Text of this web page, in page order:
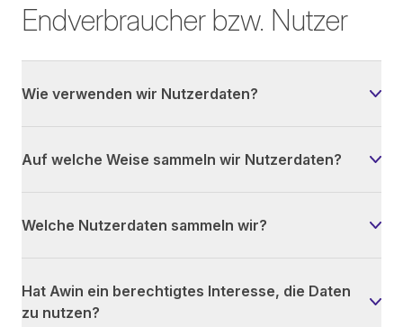
Endverbraucher bzw. Nutzer
Wie verwenden wir Nutzerdaten?
Auf welche Weise sammeln wir Nutzerdaten?
Welche Nutzerdaten sammeln wir?
Hat Awin ein berechtigtes Interesse, die Daten
zu nutzen?